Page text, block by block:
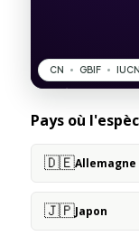
Pays où
🇩🇪Allemagne
🇯🇵Japon